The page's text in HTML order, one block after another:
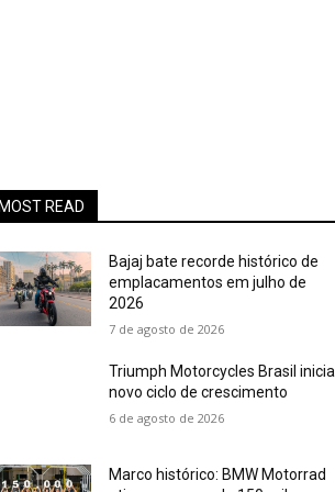
MOST READ
Bajaj bate recorde histórico de
emplacamentos em julho de
2026
7 de agosto de 2026
Triumph Motorcycles Brasil inicia
novo ciclo de crescimento
6 de agosto de 2026
Marco histórico: BMW Motorrad